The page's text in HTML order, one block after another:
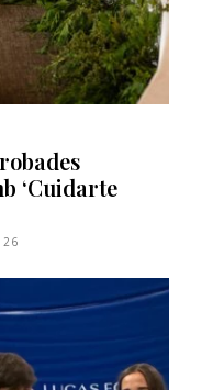
‘Cuidarte